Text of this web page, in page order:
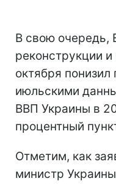
В свою очередь,
реконструкции
октября
июльскими
ВВП Украины в
процентный
Отметим, как
министр Украины